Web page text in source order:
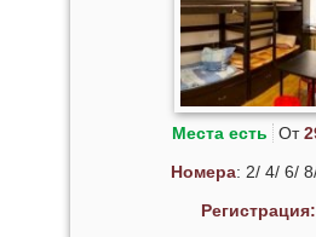
Места есть От
Номера: 2/ 4/ 6/
Регистрация: